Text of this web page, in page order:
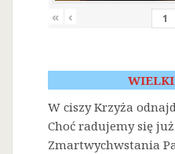
« ‹
W ciszy Krzyża
Choć radujemy się
Zmartwychwstania